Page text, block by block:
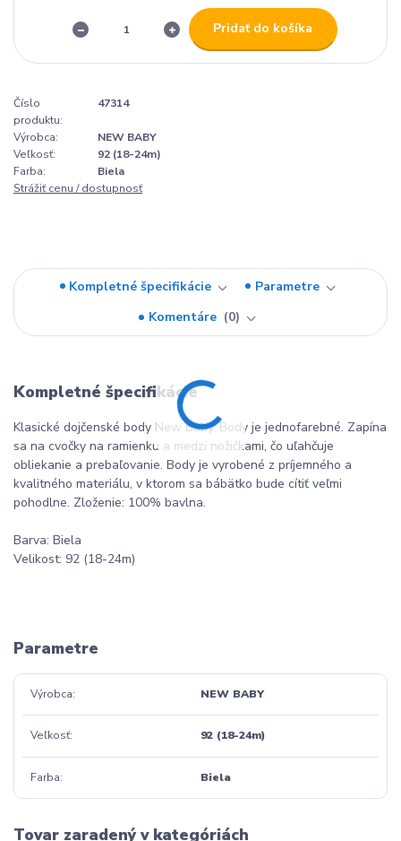
Pridať do košíka
Číslo
produktu:
47314
Výrobca:
NEW BABY
Veľkosť:
92 (18-24m)
Farba:
Biela
Strážiť cenu / dostupnosť
Kompletné špecifikácie
Parametre
Komentáre
0
Kompletné špecifikácie
Klasické dojčenské body New Baby. Body je jednofarebné. Zapína
sa na cvočky na ramienku a medzi nožičkami, čo uľahčuje
obliekanie a prebaľovanie. Body je vyrobené z príjemného a
kvalitného materiálu, v ktorom sa bábätko bude cítiť veľmi
pohodlne. Zloženie: 100% bavlna.
Barva: Biela
Velikost: 92 (18-24m)
Parametre
Výrobca NEW BABY
Veľkosť 92 (18-24m)
Farba Biela
Tovar zaradený v kategóriách